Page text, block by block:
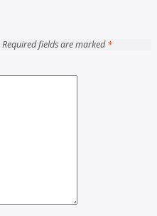
Required fields are marked*